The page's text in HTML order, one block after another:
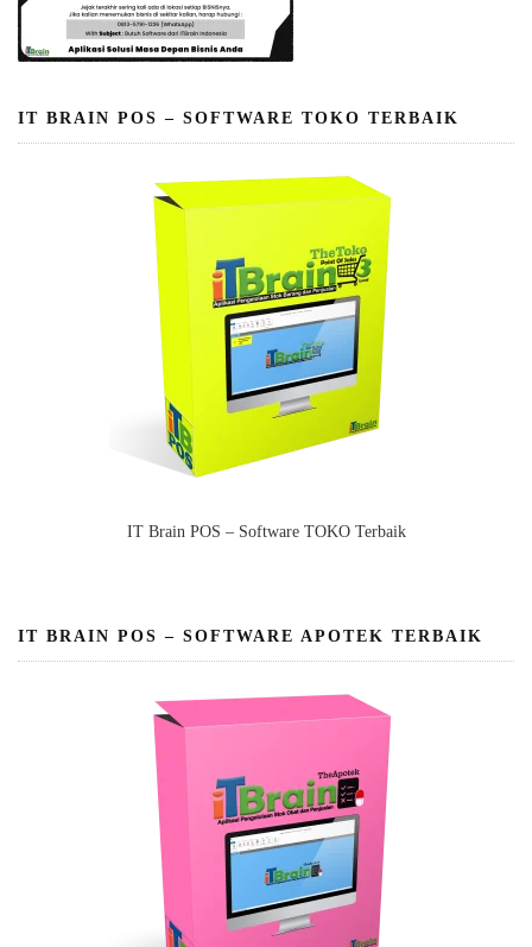
IT BRAIN POS – SOFTWARE TOKO TERBAIK
IT Brain POS – Software TOKO Terbaik
IT BRAIN POS – SOFTWARE APOTEK TERBAIK